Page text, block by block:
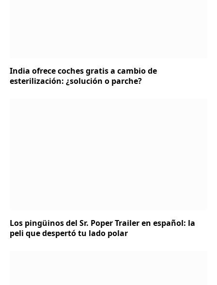
India ofrece coches gratis a cambio de
esterilización: ¿solución o parche?
Los pingüinos del Sr. Poper Trailer en español: la
peli que despertó tu lado polar